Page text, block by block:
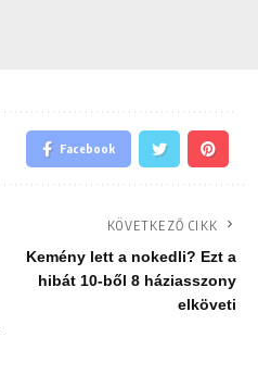
Facebook
KÖVETKEZŐ CIKK
Kemény lett a nokedli? Ezt a
hibát 10-ből 8 háziasszony
elköveti